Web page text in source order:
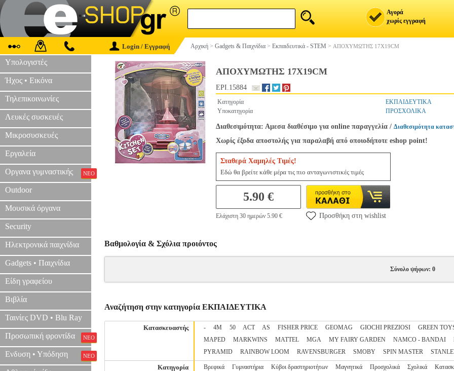
Αγορά
χωρίς εγγραφή
Login / Εγγραφή Αρχική > Gadgets & Παιχνίδια > Εκπαιδευτικά - STEM > ΑΠΟΧΥΜΩΤΗΣ 17Χ19CM
Υπολογιστές
Ήχος • Εικόνα
Τηλεπικοινωνίες
Λευκές συσκευές
Μικροσυσκευές
Εργαλεία
Οργανα γυμναστικής ΝΕΟ
Outdoor
Μουσικά όργανα
Security
Ηλεκτρονικά παιχνίδια
Gadgets • Παιχνίδια
Είδη γραφείου
Βιβλία
Ταινίες DVD • Blu Ray
Προσωπική φροντίδα ΝΕΟ
Ενδυση • Υπόδηση ΝΕΟ
ΑΠΟΧΥΜΩΤΗΣ 17Χ19CM
EPI.15884
Κατηγορία
ΕΚΠΑΙΔΕΥΤΙΚΑ
Υποκατηγορία
ΠΡΟΣΧΟΛΙΚΑ
Διαθεσιμότητα: Αμεσα διαθέσιμο για online παραγγελία / Διαθεσιμότητα
Χωρίς έξοδα αποστολής για παραλαβή από οποιοδήποτε eshop point!
Σταθερά Χαμηλές Τιμές!
Εδώ θα βρείτε κάθε μέρα τις πιο ανταγωνιστικές τιμές
5.90 €
Ελάχιστη 30 ημερών 5.90 € Προσθήκη στη wishlist
Βαθμολογία & Σχόλια προιόντος
Σύνολο ψήφων: 0
Αναζήτηση στην κατηγορία ΕΚΠΑΙΔΕΥΤΙΚΑ
Κατασκευαστής - 4M 50 ACT AS FISHER PRICE GEOMAG GIOCHI PREZIOSI GREEN
MAPED
MARKWINS MATTEL MGA MY FAIRY GARDEN NAMCO - BANDAI
PYRAMID
RAINBOW LOOM RAVENSBURGER SMOBY SPIN MASTER
Κατηγορία Βρεφικά Γυμναστήρια Κύβοι δραστηριοτήτων Μαγνητικά Προσχολικά Σχολικά